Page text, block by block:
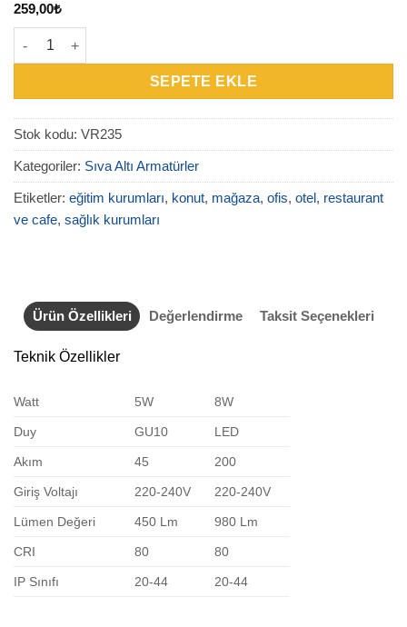
259,00₺
VR235 Sıva Altı Led Armatür adet
SEPETE EKLE
Stok kodu: VR235
Kategoriler: Sıva Altı Armatürler
Etiketler: eğitim kurumları, konut, mağaza, ofis, otel, restaurant
ve cafe, sağlık kurumları
Ürün Özellikleri Değerlendirme Taksit Seçenekleri
Teknik Özellikler
Watt 5W 8W
Duy GU10 LED
Akım 45 200
Giriş Voltajı 220-240V 220-240V
Lümen Değeri 450 Lm 980 Lm
CRI 80 80
IP Sınıfı 20-44 20-44